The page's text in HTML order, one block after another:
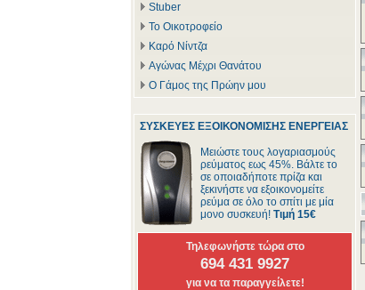
Stuber
Το Οικοτροφείο
Καρό Νίντζα
Αγώνας Μέχρι Θανάτου
Ο Γάμος της Πρώην μου
ΣΥΣΚΕΥΕΣ ΕΞΟΙΚΟΝΟΜΙΣΗΣ ΕΝΕΡΓΕΙΑΣ
Μειώστε τους λογαριασμούς
ρεύματος εως 45%. Βάλτε το
σε οποιαδήποτε πρίζα και
ξεκινήστε να εξοικονομείτε
ρεύμα σε όλο το σπίτι με μία
μονο συσκευή! Τιμή 15€
Τηλεφωνήστε τώρα στο
694 431 9927
για να τα παραγγείλετε!